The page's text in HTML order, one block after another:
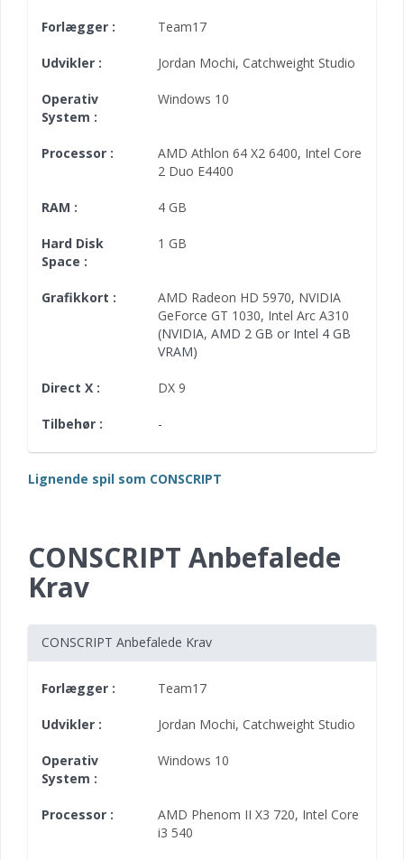
Forlægger : Team17
Udvikler : Jordan Mochi, Catchweight Studio
Operativ
System :
Windows 10
Processor : AMD Athlon 64 X2 6400, Intel Core
2 Duo E4400
RAM : 4 GB
Hard Disk
Space :
1 GB
Grafikkort : AMD Radeon HD 5970, NVIDIA
GeForce GT 1030, Intel Arc A310
(NVIDIA, AMD 2 GB or Intel 4 GB
VRAM)
Direct X : DX 9
Tilbehør : -
Lignende spil som CONSCRIPT
CONSCRIPT Anbefalede
Krav
CONSCRIPT Anbefalede Krav
Forlægger : Team17
Udvikler : Jordan Mochi, Catchweight Studio
Operativ
System :
Windows 10
Processor : AMD Phenom II X3 720, Intel Core
i3 540